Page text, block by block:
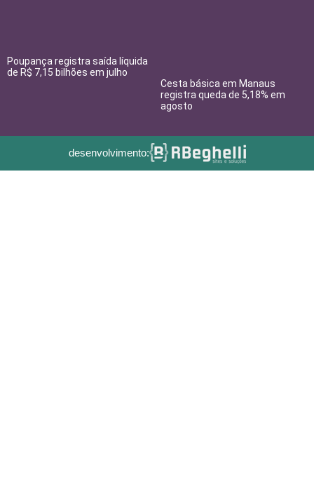
Poupança registra saída líquida
de R$ 7,15 bilhões em julho
Cesta básica em Manaus
registra queda de 5,18% em
agosto
desenvolvimento: